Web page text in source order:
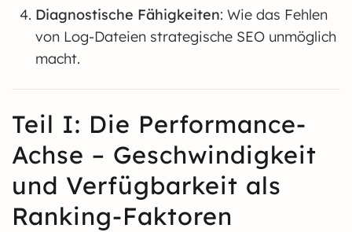
Diagnostische Fähigkeiten: Wie das Fehlen
von Log-Dateien strategische SEO unmöglich
macht.
Teil I: Die Performance-
Achse – Geschwindigkeit
und Verfügbarkeit als
Ranking-Faktoren